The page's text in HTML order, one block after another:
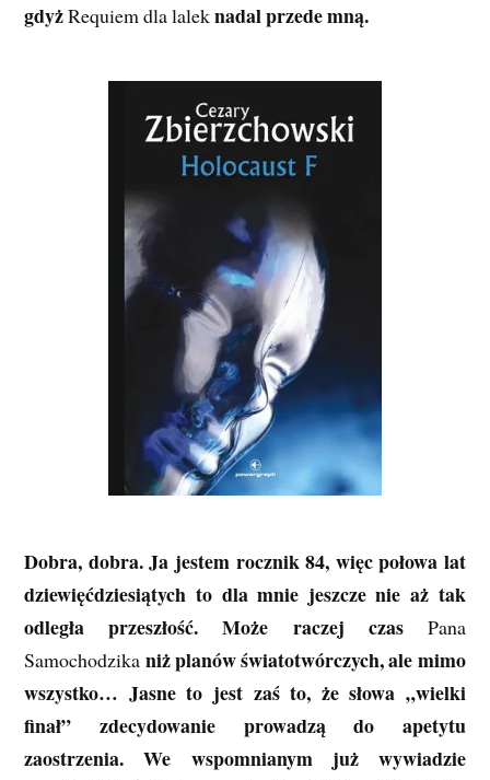
gdyżRequiem dla laleknadal przede mną.
Dobra, dobra. Ja jestem rocznik 84, więc połowa lat
dziewięćdziesiątych to dla mnie jeszcze nie aż tak
odległa przeszłość. Może raczej czas Pana
Samochodzika niż planów światotwórczych, ale mimo
wszystko… Jasne to jest zaś to, że słowa „wielki
finał” zdecydowanie prowadzą do apetytu
zaostrzenia. We wspomnianym już wywiadzie